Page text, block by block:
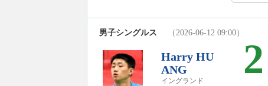
男子シングルス （2026-06-12 09:00）
Harry HU
ANG
イングランド 2